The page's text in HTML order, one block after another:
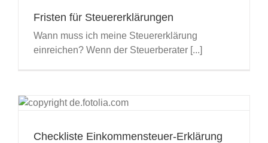
Fristen für Steuererklärungen
Wann muss ich meine Steuererklärung
einreichen? Wenn der Steuerberater [...]
Checkliste Einkommensteuer-Erklärung